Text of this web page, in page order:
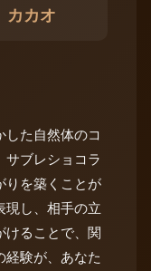
カカオ
た自然体のコ
サブレショコラ
りを築くことが
現し、相手の立
けることで、関
経験が、あなた